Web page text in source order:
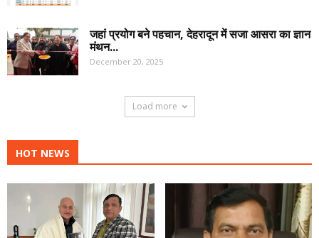
जहां प्रयोग बने पहचान, देहरादून में सजा आसरा का ज्ञान
मंथन...
December 20, 2025
Load more
HOT NEWS